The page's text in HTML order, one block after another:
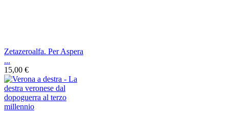
Zetazeroalfa. Per Aspera
...
15,00 €